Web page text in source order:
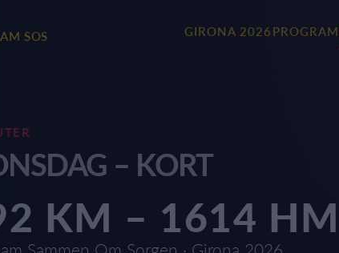
SOS GIRONA 2026 PROGRAM
– KORT
KM – 1614 HM